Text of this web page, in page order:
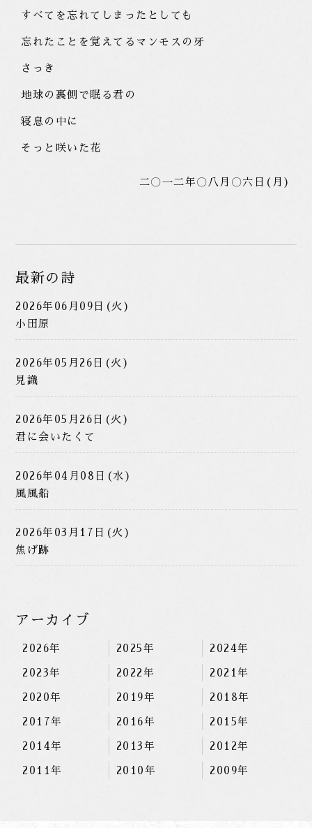
すべてを忘れてしまったとしても
忘れたことを覚えてるマンモスの牙
さっき
地球の裏側で眠る君の
寝息の中に
そっと咲いた花
二〇一二年〇八月〇六日(月)
最新の詩
2026年06月09日(火)
小田原
2026年05月26日(火)
見識
2026年05月26日(火)
君に会いたくて
2026年04月08日(水)
風風船
2026年03月17日(火)
焦げ跡
アーカイブ
2026年 2025年 2024年
2023年 2022年 2021年
2020年 2019年 2018年
2017年 2016年 2015年
2014年 2013年 2012年
2011年 2010年 2009年